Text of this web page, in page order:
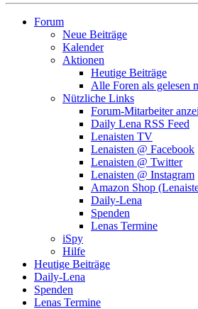
Forum
Neue Beiträge
Kalender
Aktionen
Heutige Beiträge
Alle Foren als gelesen
Nützliche Links
Forum-Mitarbeiter
Daily Lena RSS Feed
Lenaisten TV
Lenaisten @ Facebook
Lenaisten @ Twitter
Lenaisten @ Instagram
Amazon Shop
Daily-Lena
Spenden
Lenas Termine
iSpy
Hilfe
Heutige Beiträge
Daily-Lena
Spenden
Lenas Termine